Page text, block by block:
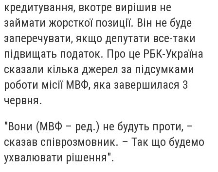
кредитування, вкотре вирішив не
займати жорсткої позиції. Він не буде
заперечувати, якщо депутати все-таки
підвищать податок. Про це РБК-Україна
сказали кілька джерел за підсумками
роботи місії МВФ, яка завершилася 3
червня.
"Вони (МВФ – ред.) не будуть проти, –
сказав співрозмовник. – Так що будемо
ухвалювати рішення".